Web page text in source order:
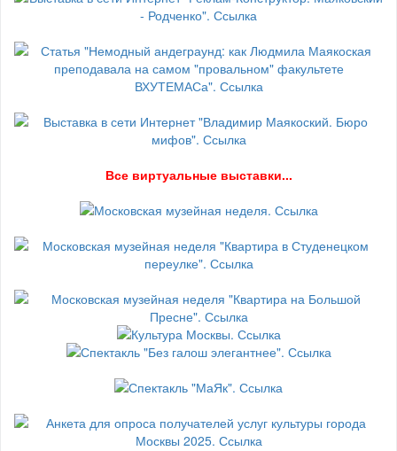
Все виртуальные выставки...